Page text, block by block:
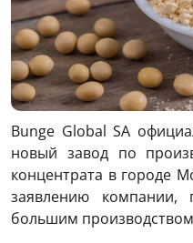
Bunge Global SA
новый завод по
концентрата в городе
заявлению компании,
большим